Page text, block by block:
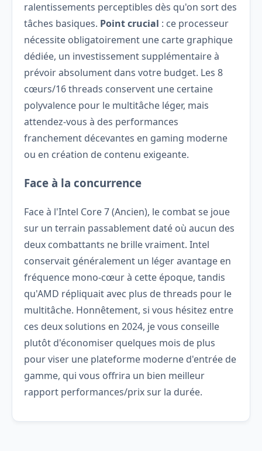
ralentissements perceptibles dès qu'on sort des
tâches basiques. Point crucial : ce processeur
nécessite obligatoirement une carte graphique
dédiée, un investissement supplémentaire à
prévoir absolument dans votre budget. Les 8
cœurs/16 threads conservent une certaine
polyvalence pour le multitâche léger, mais
attendez-vous à des performances
franchement décevantes en gaming moderne
ou en création de contenu exigeante.
Face à la concurrence
Face à l'Intel Core 7 (Ancien), le combat se joue
sur un terrain passablement daté où aucun des
deux combattants ne brille vraiment. Intel
conservait généralement un léger avantage en
fréquence mono-cœur à cette époque, tandis
qu'AMD répliquait avec plus de threads pour le
multitâche. Honnêtement, si vous hésitez entre
ces deux solutions en 2024, je vous conseille
plutôt d'économiser quelques mois de plus
pour viser une plateforme moderne d'entrée de
gamme, qui vous offrira un bien meilleur
rapport performances/prix sur la durée.